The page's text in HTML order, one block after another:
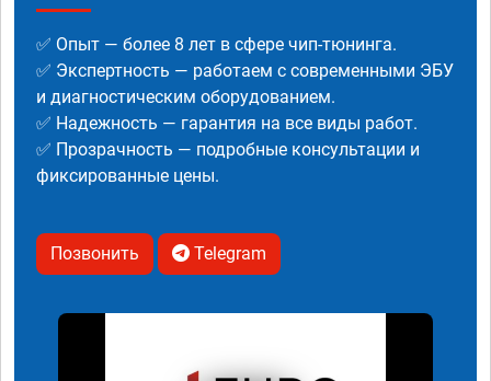
✅ Опыт — более 8 лет в сфере чип-тюнинга.
✅ Экспертность — работаем с современными ЭБУ
и диагностическим оборудованием.
✅ Надежность — гарантия на все виды работ.
✅ Прозрачность — подробные консультации и
фиксированные цены.
Позвонить Telegram